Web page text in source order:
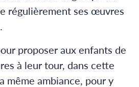
régulièrement ses œuvres
proposer aux enfants de
à leur tour, dans cette
même ambiance, pour y